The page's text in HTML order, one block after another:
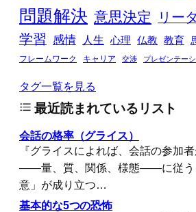
問題解決 意思決定
リー
学習
感情 人生 心理 仏教 教育
フレームワーク
キャリア 交渉 プレゼンテー
タグ一覧を見る
最近読まれているリスト
会話の格率（グライス）
『グライスによれば、会話の参加
――量、質、関係、様態――に従う
意」が成り立つ…
基本的な5つの恐怖